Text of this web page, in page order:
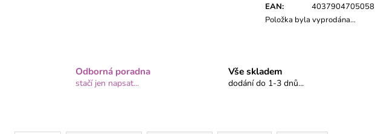
EAN:
4037904705058
Položka byla vyprodána…
Odborná poradna
stačí jen napsat...
Vše skladem
dodání do 1-3 dnů...